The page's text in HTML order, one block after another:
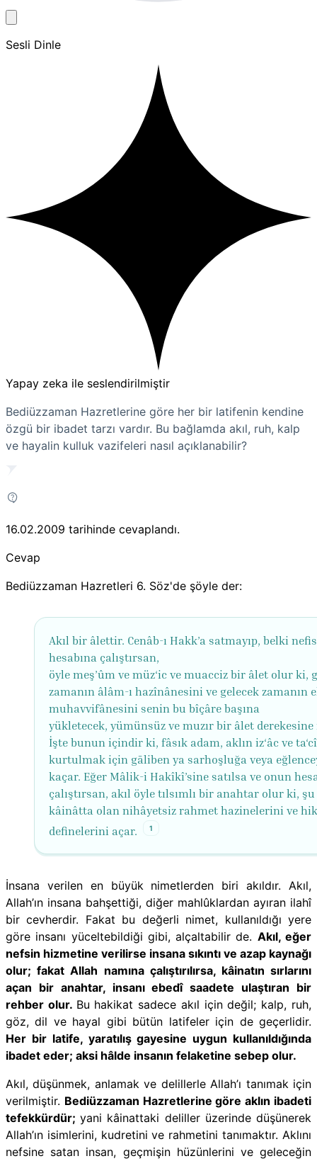
Sesli Dinle
Yapay zeka ile seslendirilmiştir
Bediüzzaman Hazretlerine göre her bir latifenin kendine
özgü bir ibadet tarzı vardır. Bu bağlamda akıl, ruh, kalp
ve hayalin kulluk vazifeleri nasıl açıklanabilir?
16.02.2009 tarihinde cevaplandı.
Cevap
Bediüzzaman Hazretleri 6. Söz'de şöyle der:
Akıl bir âlettir. Cenâb-ı Hakk’a satmayıp, belki nefis
hesabına çalıştırsan,
öyle meş’ûm ve müz‘ic ve muacciz bir âlet olur ki,
zamanın âlâm-ı hazînânesini ve gelecek zamanın
muhavvifânesini senin bu bîçâre başına
yükletecek, yümünsüz ve muzır bir âlet derekesine
İşte bunun içindir ki, fâsık adam, aklın iz‘âc ve
kurtulmak için gāliben ya sarhoşluğa veya
kaçar. Eğer Mâlik-i Hakîkî’sine satılsa ve onun
çalıştırsan, akıl öyle tılsımlı bir anahtar olur ki, şu
kâinâtta olan nihâyetsiz rahmet hazinelerini ve
definelerini açar.
1
İnsana verilen en büyük nimetlerden biri akıldır. Akıl,
Allah’ın insana bahşettiği, diğer mahlûklardan ayıran ilahî
bir cevherdir. Fakat bu değerli nimet, kullanıldığı yere
göre insanı yüceltebildiği gibi, alçaltabilir de. Akıl, eğer
nefsin hizmetine verilirse insana sıkıntı ve azap kaynağı
olur; fakat Allah namına çalıştırılırsa, kâinatın sırlarını
açan bir anahtar, insanı ebedî saadete ulaştıran bir
rehber olur. Bu hakikat sadece akıl için değil; kalp, ruh,
göz, dil ve hayal gibi bütün latifeler için de geçerlidir.
Her bir latife, yaratılış gayesine uygun kullanıldığında
ibadet eder; aksi hâlde insanın felaketine sebep olur.
Akıl, düşünmek, anlamak ve delillerle Allah’ı tanımak için
verilmiştir. Bediüzzaman Hazretlerine göre aklın ibadeti
tefekkürdür;yani kâinattaki deliller üzerinde düşünerek
Allah’ın isimlerini, kudretini ve rahmetini tanımaktır. Aklını
nefsine satan insan, geçmişin hüzünlerini ve geleceğin